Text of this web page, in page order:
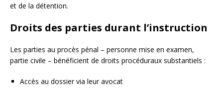
et de la détention.
Droits des parties durant l’instruction
Les parties au procès pénal – personne mise en examen,
partie civile – bénéficient de droits procéduraux substantiels :
Accès au dossier via leur avocat